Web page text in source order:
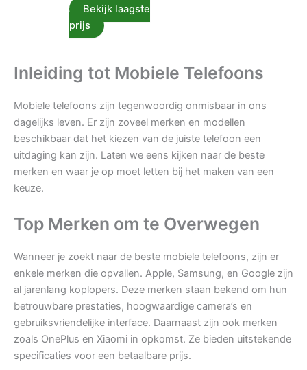
Bekijk laagste
prijs
Inleiding tot Mobiele Telefoons
Mobiele telefoons zijn tegenwoordig onmisbaar in ons
dagelijks leven. Er zijn zoveel merken en modellen
beschikbaar dat het kiezen van de juiste telefoon een
uitdaging kan zijn. Laten we eens kijken naar de beste
merken en waar je op moet letten bij het maken van een
keuze.
Top Merken om te Overwegen
Wanneer je zoekt naar de beste mobiele telefoons, zijn er
enkele merken die opvallen. Apple, Samsung, en Google zijn
al jarenlang koplopers. Deze merken staan bekend om hun
betrouwbare prestaties, hoogwaardige camera’s en
gebruiksvriendelijke interface. Daarnaast zijn ook merken
zoals OnePlus en Xiaomi in opkomst. Ze bieden uitstekende
specificaties voor een betaalbare prijs.